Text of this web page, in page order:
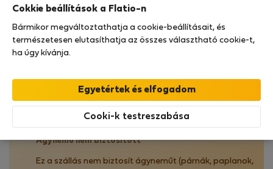
StayProtection
StayProtectioncsomagunk fedezi,amely
tartalmazza a Stay Benefits csomagot!Bővebben
Ágynemű nem biztosított
Ez a szállás nem biztosít ágyneműt (párnák, paplanok,
Cokkie beállítások a Flatio-n
Bármikor megváltoztathatja a cookie-beállításait, és
természetesen elutasíthatja az összes választható cookie-t,
ha úgy kívánja.
Cooki-k testreszabása